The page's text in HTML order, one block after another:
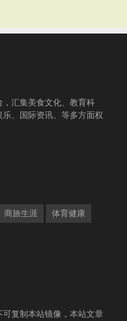
汇集美食文化、教育科
、国际资讯、等多方面权
商旅生涯 体育健康
复制本站镜像，本站文章